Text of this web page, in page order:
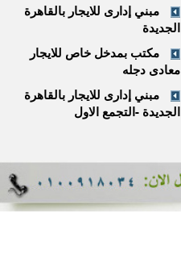
مبني إدارى للايجار بالقاهرة
الجديدة
مكتب بمدخل خاص للايجار
معادى دجله
مبني إدارى للايجار بالقاهرة
الجديدة -التجمع الاول